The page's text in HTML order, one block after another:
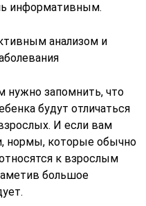
информативным.
анализом и
нужно запомнить, что
будут отличаться
И если вам
нормы, которые обычно
к взрослым
большое